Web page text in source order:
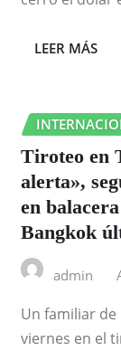
LEER MÁS
Tiroteo en
alerta»,
en
Bangkok
admin
Un familiar
viernes en el